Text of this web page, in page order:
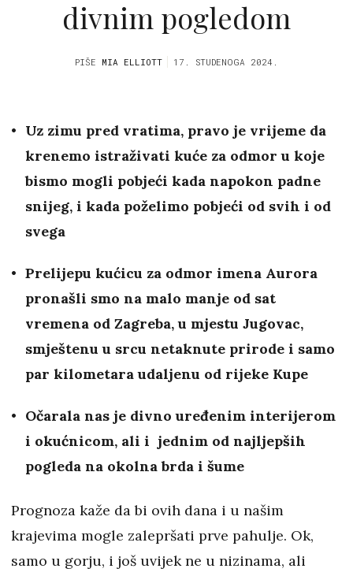
divnim pogledom
PIŠE MIA ELLIOTT 17. STUDENOGA 2024.
Uz zimu pred vratima, pravo je vrijeme da
krenemo istraživati kuće za odmor u koje
bismo mogli pobjeći kada napokon padne
snijeg, i kada poželimo pobjeći od svih i od
svega
Prelijepu kućicu za odmor imena Aurora
pronašli smo na malo manje od sat
vremena od Zagreba, u mjestu Jugovac,
smještenu u srcu netaknute prirode i samo
par kilometara udaljenu od rijeke Kupe
Očarala nas je divno uređenim interijerom
i okućnicom, ali i jednim od najljepših
pogleda na okolna brda i šume
Prognoza kaže da bi ovih dana i u našim
krajevima mogle zalepršati prve pahulje. Ok,
samo u gorju, i još uvijek ne u nizinama, ali